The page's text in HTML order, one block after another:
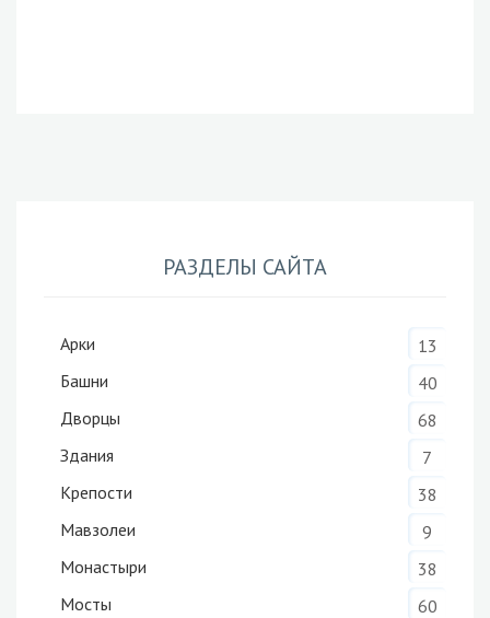
РАЗДЕЛЫ САЙТА
Арки
13
Башни
40
Дворцы
68
Здания
7
Крепости
38
Мавзолеи
9
Монастыри
38
Мосты
60